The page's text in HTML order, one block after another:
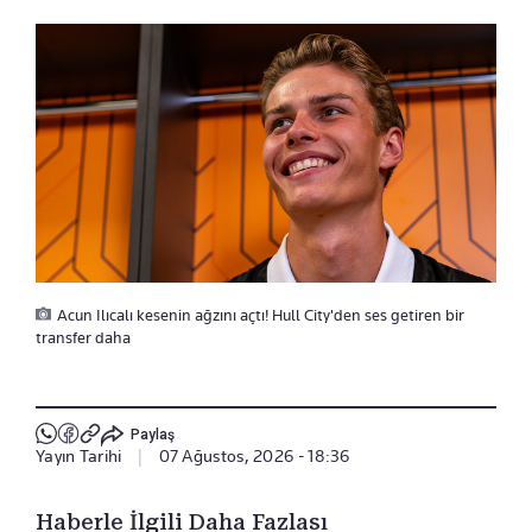
Acun Ilıcalı kesenin ağzını açtı! Hull City'den ses getiren bir
transfer daha
Paylaş
Yayın Tarihi 07 Ağustos, 2026 - 18:36
Haberle İlgili Daha Fazlası